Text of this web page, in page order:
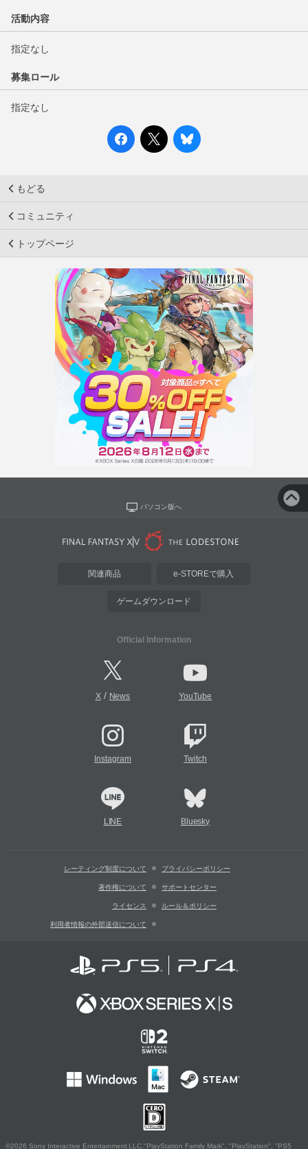
活動内容
指定なし
募集ロール
指定なし
もどる
コミュニティ
トップページ
パソコン版へ
関連商品 e-STOREで購入
ゲームダウンロード
Official Information
X/ News YouTube
Instagram Twitch
LINE Bluesky
レーティング制度について プライバシーポリシー
著作権について サポートセンター
ライセンス ルール＆ポリシー
利用者情報の外部送信について
©2026 Sony Interactive Entertainment LLC."PlayStation Family Mark", "PlayStation", "PS5